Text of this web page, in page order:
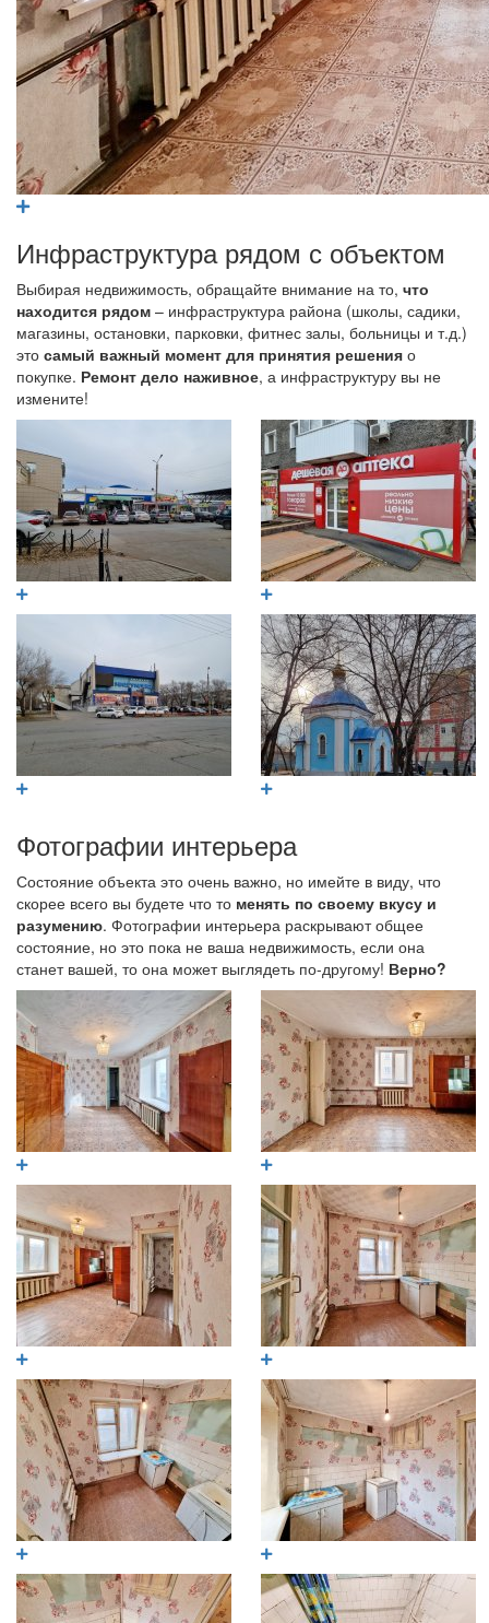
Инфраструктура рядом с объектом
Выбирая недвижимость, обращайте внимание на то, что
находится рядом – инфраструктура района (школы, садики,
магазины, остановки, парковки, фитнес залы, больницы и т.д.)
это самый важный момент для принятия решения о
покупке. Ремонт дело наживное, а инфраструктуру вы не
измените!
Фотографии интерьера
Состояние объекта это очень важно, но имейте в виду, что
скорее всего вы будете что то менять по своему вкусу и
разумению. Фотографии интерьера раскрывают общее
состояние, но это пока не ваша недвижимость, если она
станет вашей, то она может выглядеть по-другому! Верно?